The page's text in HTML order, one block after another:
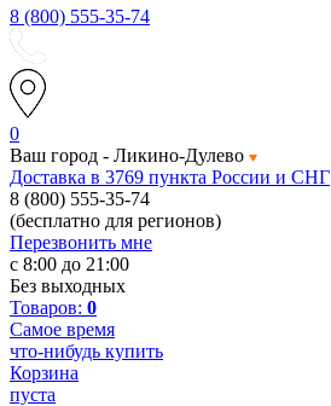
8 (800) 555-35-74
0
Ваш город - Ликино-Дулево
Доставка в 3769 пункта России и СНГ
8 (800) 555-35-74
(бесплатно для регионов)
Перезвонить мне
с 8:00 до 21:00
Без выходных
Товаров: 0
Самое время
что-нибудь купить
Корзина
пуста